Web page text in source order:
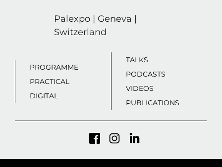
Palexpo | Geneva |
Switzerland
PROGRAMME
PRACTICAL
DIGITAL
TALKS
PODCASTS
VIDEOS
PUBLICATIONS